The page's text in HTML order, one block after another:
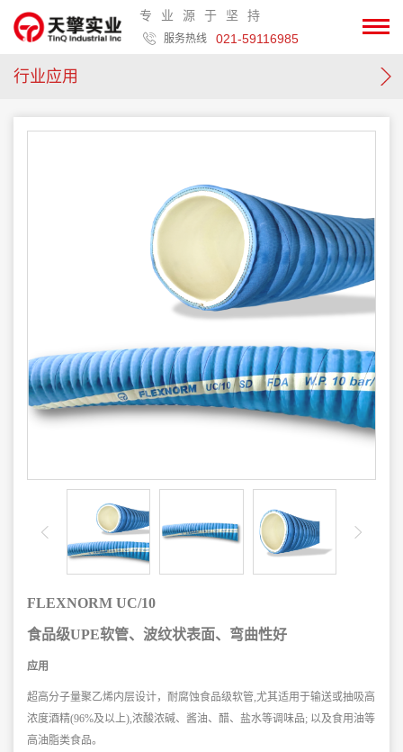
专业源于坚持
服务热线 021-59116985
行业应用
FLEXNORM UC/10
食品级UPE软管、波纹状表面、弯曲性好
应用
超高分子量聚乙烯内层设计，耐腐蚀食品级软管,尤其适用于输送或抽吸高
浓度酒精(96%及以上),浓酸浓碱、酱油、醋、盐水等调味品; 以及食用油等
高油脂类食品。